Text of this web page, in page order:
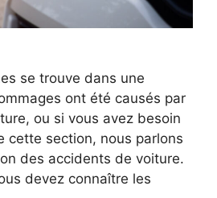
se trouve dans une
ont été causés par
ou si vous avez besoin
cette section, nous parlons
des accidents de voiture.
devez connaître les